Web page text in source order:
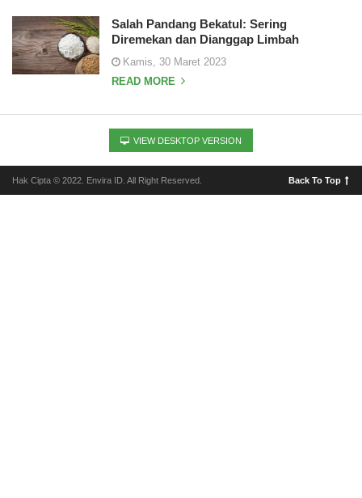
Salah Pandang Bekatul: Sering
Diremekan dan Dianggap Limbah
Kamis, 30 Maret 2023
READ MORE
VIEW DESKTOP VERSION
Hak Cipta © 2022. Envira ID. All Right Reserved. Back To Top